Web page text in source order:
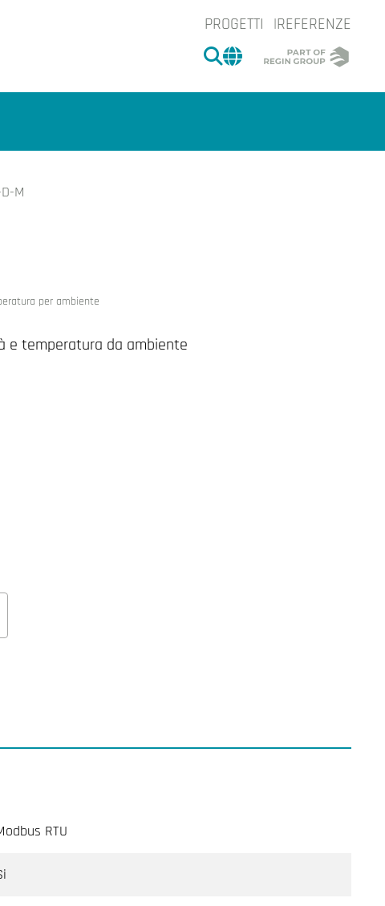
PROGETTI
REFERENZE
CERCA
CHANGE MARKET
M
per ambiente
e temperatura da ambiente
RTU